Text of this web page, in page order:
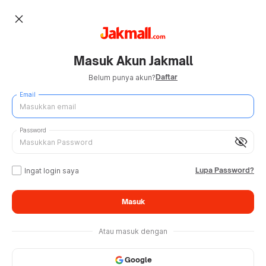
close
Masuk Akun Jakmall
Belum punya akun?Daftar
Email
visibility_off
Password
Ingat login saya Lupa Password?
Masuk
Atau masuk dengan
Google